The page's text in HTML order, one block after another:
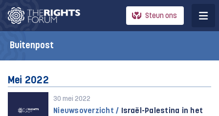
Steun ons
Buitenpost
Mei 2022
30 mei 2022
Nieuwsoverzicht / Israël-Palestina in het